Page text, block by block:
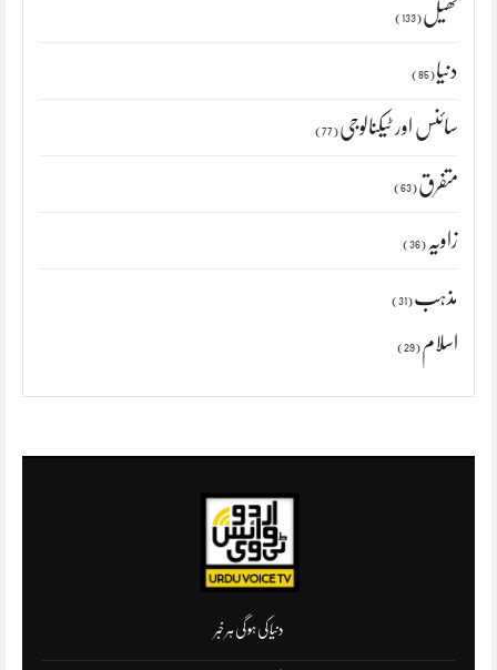
کھیل (133)
دنیا (85)
سائنس اور ٹیکنالوجی (77)
متفرق (63)
زاویہ (36)
مذہب (31)
اسلام (29)
دنیا کی ہو گی ہر خبر